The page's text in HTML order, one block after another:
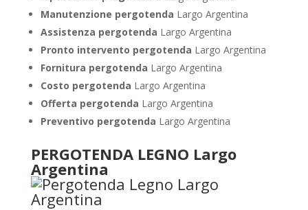
Manutenzione pergotenda Largo Argentina
Assistenza pergotenda Largo Argentina
Pronto intervento pergotenda Largo Argentina
Fornitura pergotenda Largo Argentina
Costo pergotenda Largo Argentina
Offerta pergotenda Largo Argentina
Preventivo pergotenda Largo Argentina
PERGOTENDA LEGNO Largo
Argentina